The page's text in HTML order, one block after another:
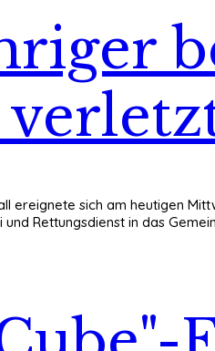
ereignete sich am heutigen
Rettungsdienst in das